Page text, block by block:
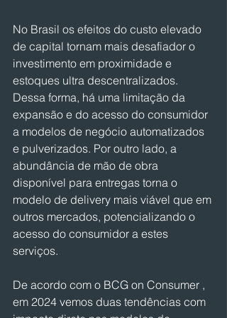
No Brasil os efeitos do custo elevado
de capital tornam mais desafiador o
investimento em proximidade e
estoques ultra descentralizados.
Dessa forma, há uma limitação da
expansão e do acesso do consumidor
a modelos de negócio automatizados
e pulverizados. Por outro lado, a
abundância de mão de obra
disponível para entregas torna o
modelo de delivery mais viável que em
outros mercados, potencializando o
acesso do consumidor a estes
serviços.
De acordo com o BCG on Consumer ,
em 2024 vemos duas tendências com